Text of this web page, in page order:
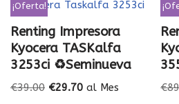
¡Oferta!
Renting Impresora
Kyocera TASKalfa
3253ci ♻️Seminueva
€39.00 €29.70 al Mes €